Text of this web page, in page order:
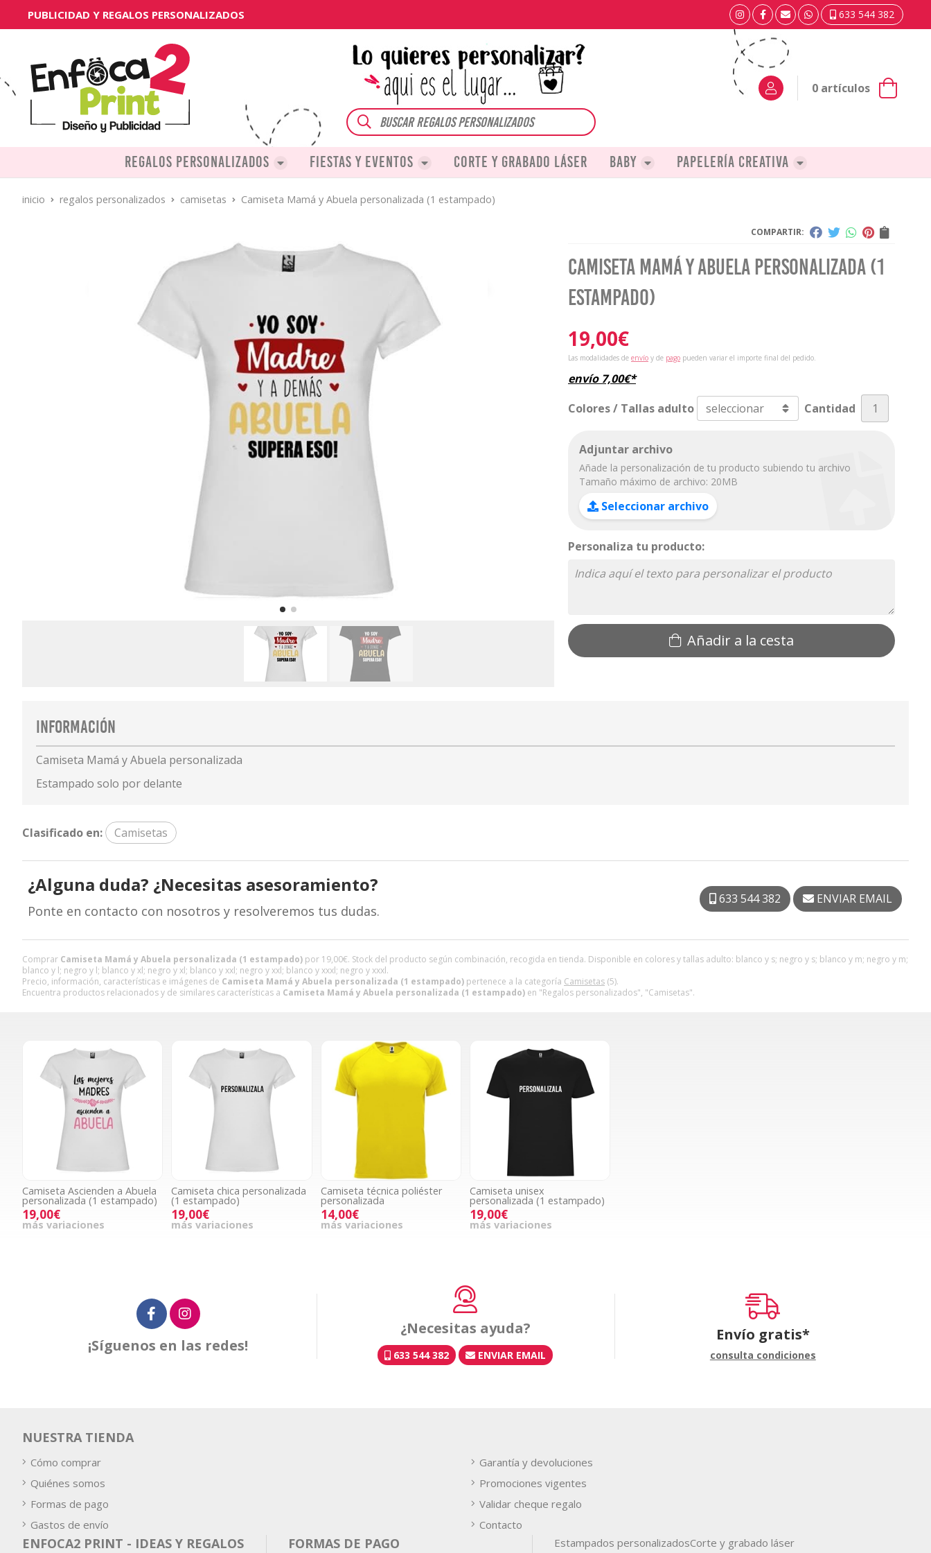
PUBLICIDAD Y REGALOS PERSONALIZADOS 633 544 382
Buscar
0 artículos
Regalos personalizados Fiestas y eventos Corte y grabado láser Baby Papelería creativa
inicio regalos personalizados camisetas Camiseta Mamá y Abuela personalizada (1 estampado)
COMPARTIR:
Camiseta Mamá y Abuela personalizada (1
estampado)
19,00€
Las modalidades de envío y de pago pueden variar el importe final del pedido.
envío 7,00€*
Colores / Tallas adulto
Cantidad
Adjuntar archivo
Añade la personalización de tu producto subiendo tu archivo
Tamaño máximo de archivo: 20MB
Seleccionar archivo
Personaliza tu producto:
Añadir a la cesta
Comprar Camiseta Mamá y Abuela personalizada (1 estampado) por 19,00€. Stock del producto según combinación, recogida en tienda. Disponible en colores y tallas adulto: blanco y s; negro y s; blanco y m; negro y m;
blanco y l; negro y l; blanco y xl; negro y xl; blanco y xxl; negro y xxl; blanco y xxxl; negro y xxxl.
Precio, información, características e imágenes de Camiseta Mamá y Abuela personalizada (1 estampado) pertenece a la categoría Camisetas (5).
Encuentra productos relacionados y de similares características a Camiseta Mamá y Abuela personalizada (1 estampado) en "Regalos personalizados", "Camisetas".
Información
Camiseta Mamá y Abuela personalizada
Estampado solo por delante
Clasificado en: Camisetas
¿Alguna duda? ¿Necesitas asesoramiento?
Ponte en contacto con nosotros y resolveremos tus dudas.
633 544 382 ENVIAR EMAIL
Camiseta Ascienden a Abuela
personalizada (1 estampado)
19,00€
más variaciones
Camiseta chica personalizada
(1 estampado)
19,00€
más variaciones
Camiseta técnica poliéster
personalizada
14,00€
más variaciones
Camiseta unisex
personalizada (1 estampado)
19,00€
más variaciones
¡Síguenos en las redes!
¿Necesitas ayuda?
633 544 382 ENVIAR EMAIL
Envío gratis*
consulta condiciones
ENFOCA2 PRINT - IDEAS Y REGALOS
FORMAS DE PAGO
NUESTRA TIENDA
Cómo comprar
Quiénes somos
Formas de pago
Gastos de envío
Garantía y devoluciones
Promociones vigentes
Validar cheque regalo
Contacto
Estampados personalizadosCorte y grabado láser